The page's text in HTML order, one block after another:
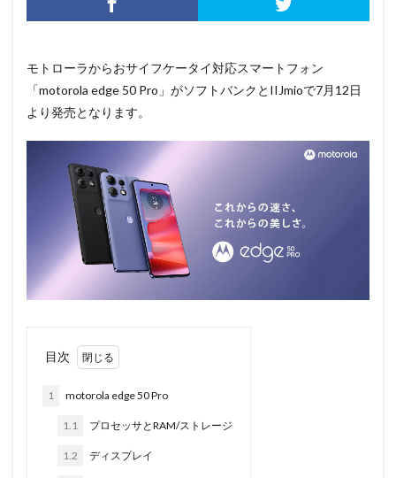
モトローラからおサイフケータイ対応スマートフォン
「motorola edge 50 Pro」がソフトバンクとIIJmioで7月12日
より発売となります。
目次
1 motorola edge 50 Pro
1.1 プロセッサとRAM/ストレージ
1.2 ディスプレイ